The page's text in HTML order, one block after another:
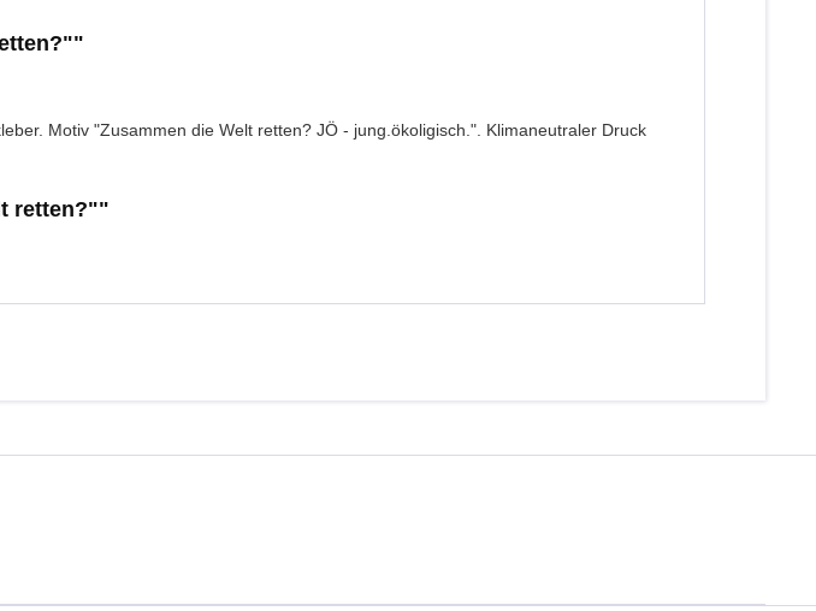
Motiv "Zusammen die Welt retten? JÖ - jung.ökoligisch.". Klimaneutraler Druck
retten?""